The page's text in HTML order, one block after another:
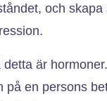
och skapa
är
på en persons